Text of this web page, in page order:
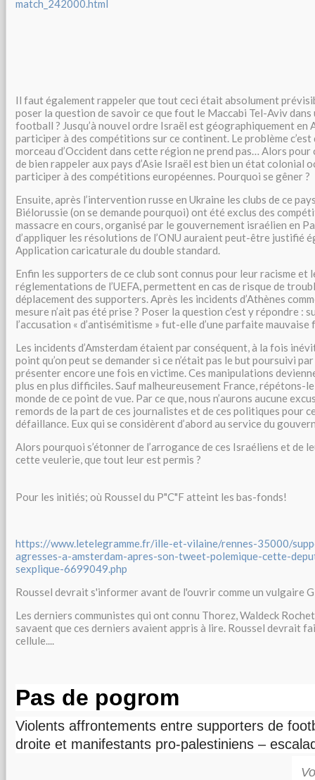
match_242000.html
Il faut également rappeler que tout ceci était absolument
poser la question de savoir ce que fout le Maccabi Tel-Aviv dans
football ? Jusqu’à nouvel ordre Israël est géographiquement en
participer à des compétitions sur ce continent. Le problème
morceau d’Occident dans cette région ne prend pas… Alors
de bien rappeler aux pays d’Asie Israël est bien un état colonial
participer à des compétitions européennes. Pourquoi se gêner ?
Ensuite, après l’intervention russe en Ukraine les clubs de ce
Biélorussie (on se demande pourquoi) ont été exclus des
massacre en cours, organisé par le gouvernement israélien en
d’appliquer les résolutions de l’ONU auraient peut-être justifié
Application caricaturale du double standard.
Enfin les supporters de ce club sont connus pour leur racisme et
réglementations de l’UEFA, permettent en cas de risque de
déplacement des supporters. Après les incidents d’Athènes
mesure n’ait pas été prise ? Poser la question c’est y répondre :
l’accusation « d’antisémitisme » fut-elle d’une parfaite mauvaise
Les incidents d’Amsterdam étaient par conséquent, à la fois
point qu’on peut se demander si ce n’était pas le but poursuivi
présenter encore une fois en victime. Ces manipulations
plus en plus difficiles. Sauf malheureusement France, répétons-
monde de ce point de vue. Par ce que, nous n’aurons aucune
remords de la part de ces journalistes et de ces politiques pour
défaillance. Eux qui se considèrent d’abord au service du
Alors pourquoi s’étonner de l’arrogance de ces Israéliens et de
cette veulerie, que tout leur est permis ?
Pour les initiés; où Roussel du P"C"F atteint les bas-fonds!
https://www.letelegramme.fr/ille-et-vilaine/rennes-35000/
agresses-a-amsterdam-apres-son-tweet-polemique-cette-
sexplique-6699049.php
Roussel devrait s'informer avant de l'ouvrir comme un vulgaire
Les derniers communistes qui ont connu Thorez, Waldeck
savaent que ces derniers avaient appris à lire. Roussel devrait
cellule....
Pas de pogrom
Violents affrontements entre supporters de
droite et manifestants pro-palestiniens –